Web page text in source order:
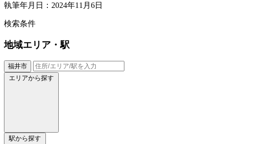
執筆年月日：2024年11月6日
検索条件
地域エリア・駅
福井市
エリアから探す
駅から探す